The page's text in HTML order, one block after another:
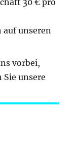
30 € pro
unseren
vorbei,
Sie unsere